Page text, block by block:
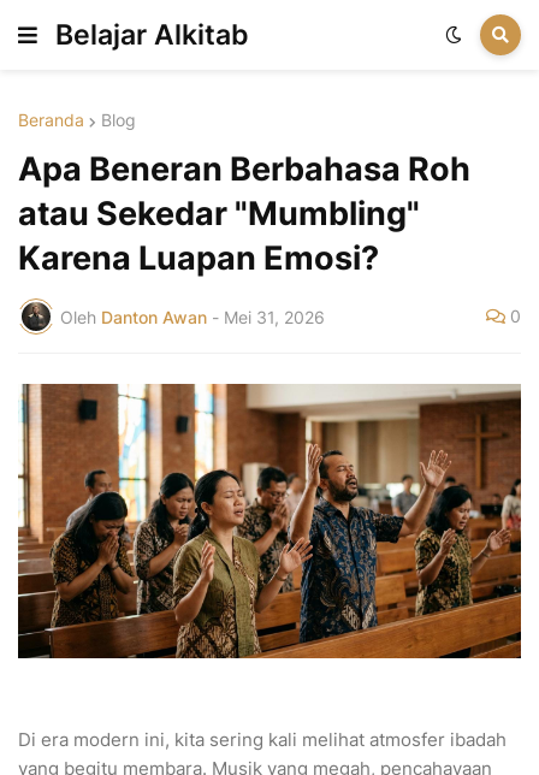
Belajar Alkitab
Beranda Blog
Apa Beneran Berbahasa Roh
atau Sekedar "Mumbling"
Karena Luapan Emosi?
Oleh Danton Awan - Mei 31, 2026 0
Di era modern ini, kita sering kali melihat atmosfer ibadah
yang begitu membara. Musik yang megah, pencahayaan